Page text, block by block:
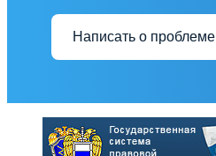
Написать о проблеме